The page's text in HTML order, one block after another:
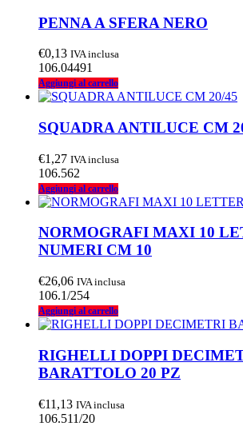
PENNA A SFERA NERO
€0,13 IVA inclusa
106.04491
Aggiungi al carrello
SQUADRA ANTILUCE CM
€1,27 IVA inclusa
106.562
Aggiungi al carrello
NORMOGRAFI MAXI 10
NUMERI CM 10
€26,06 IVA inclusa
106.1/254
Aggiungi al carrello
RIGHELLI DOPPI
BARATTOLO 20 PZ
€11,13 IVA inclusa
106.511/20